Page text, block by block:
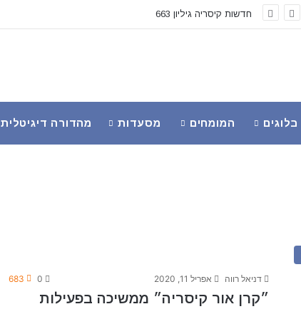
חדשות קיסריה גיליון 663
בלוגים המומחים מסעדות מהדורה דיגיטלית
דניאל רווה אפריל 11, 2020 0
683
״קרן אור קיסריה״ ממשיכה בפעילות